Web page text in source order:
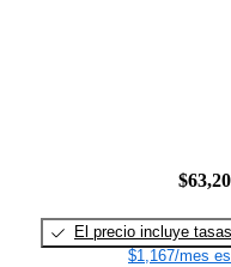
El precio incluye tasas
$1,167/mes